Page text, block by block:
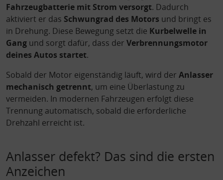
Fahrzeugbatterie mit Strom versorgt. Dadurch
aktiviert er das Schwungrad des Motors und bringt es
in Drehung. Diese Bewegung setzt die Kurbelwelle in
Gang und sorgt dafür, dass der Verbrennungsmotor
deines Autos startet.
Sobald der Motor eigenständig läuft, wird der Anlasser
mechanisch getrennt, um eine Überlastung zu
vermeiden. In modernen Fahrzeugen erfolgt diese
Trennung automatisch, sobald die erforderliche
Drehzahl erreicht ist.
Anlasser defekt? Das sind die ersten
Anzeichen
Zwecke der Datenverarbeitung durch unsere Partner:
Speichern von oder Zugriff auf Informationen auf einem
Verwendung reduzierter Daten zur Auswahl von
Erstellung von Profilen für personalisierte Werbung
Verwendung von Profilen zur Auswahl personalisierter
Erstellung von Profilen zur Personalisierung von Inhalten
Messung der Performance von Inhalten
Analyse von Zielgruppen durch Statistiken oder
von Daten aus verschiedenen Quellen
Entwicklung und Verbesserung der Angebote
Verwendung reduzierter Daten zur Auswahl von Inhalten